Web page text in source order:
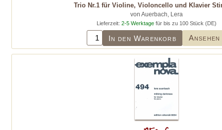
Trio Nr.1 für Violine, Violoncello und Klavier
von Auerbach, Lera
Lieferzeit: 2-5 Werktage für bis zu 100 Stück (DE)
In den Warenkorb Ansehen